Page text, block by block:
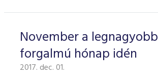
November a legnagyobb
forgalmú hónap idén
2017. dec. 01.